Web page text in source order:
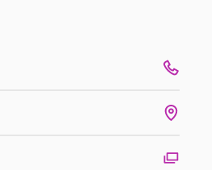
ー旅行応援★［幼児